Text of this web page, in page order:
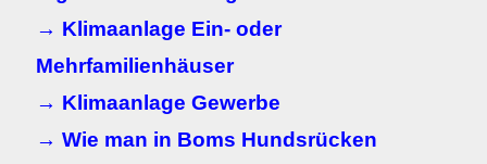
→ Klimaanlage Ein- oder
Mehrfamilienhäuser
→ Klimaanlage Gewerbe
→ Wie man in Boms Hundsrücken